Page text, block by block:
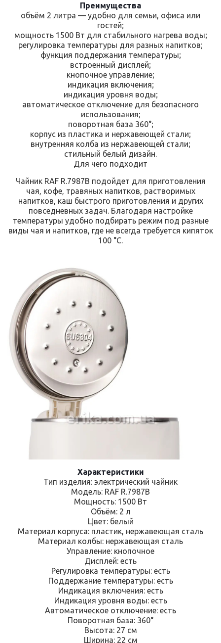
Преимущества
объём 2 литра — удобно для семьи, офиса или
гостей;
мощность 1500 Вт для стабильного нагрева воды;
регулировка температуры для разных напитков;
функция поддержания температуры;
встроенный дисплей;
кнопочное управление;
индикация включения;
индикация уровня воды;
автоматическое отключение для безопасного
использования;
поворотная база 360°;
корпус из пластика и нержавеющей стали;
внутренняя колба из нержавеющей стали;
стильный белый дизайн.
Для чего подходит
Чайник RAF R.7987B подойдет для приготовления
чая, кофе, травяных напитков, растворимых
напитков, каш быстрого приготовления и других
повседневных задач. Благодаря настройке
температуры удобно подбирать режим под разные
виды чая и напитков, где не всегда требуется кипяток
100 °C.
erika.com.ua
Характеристики
Тип изделия: электрический чайник
Модель: RAF R.7987B
Мощность: 1500 Вт
Объём: 2 л
Цвет: белый
Материал корпуса: пластик, нержавеющая сталь
Материал колбы: нержавеющая сталь
Управление: кнопочное
Дисплей: есть
Регулировка температуры: есть
Поддержание температуры: есть
Индикация включения: есть
Индикация уровня воды: есть
Автоматическое отключение: есть
Поворотная база: 360°
Высота: 27 см
Ширина: 22 см